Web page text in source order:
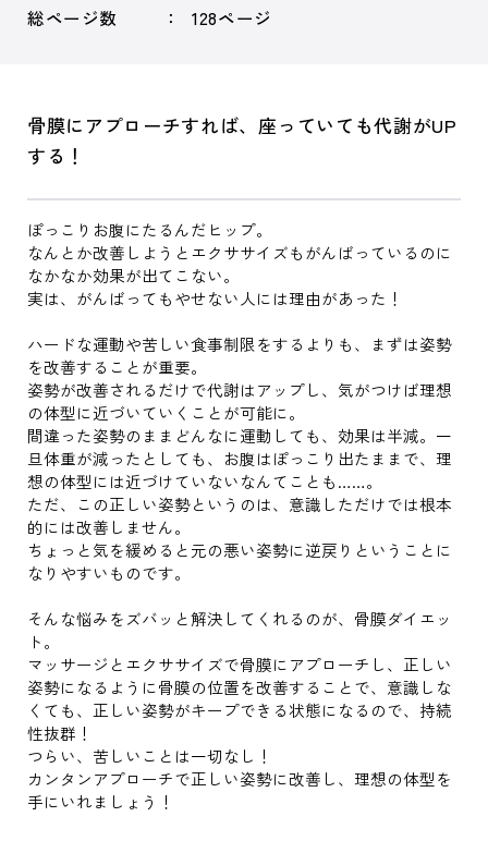
総ページ数 128ページ
骨膜にアプローチすれば、座っていても代謝がUP
する！
ぽっこりお腹にたるんだヒップ。
なんとか改善しようとエクササイズもがんばっているのに
なかなか効果が出てこない。
実は、がんばってもやせない人には理由があった！
ハードな運動や苦しい食事制限をするよりも、まずは姿勢
を改善することが重要。
姿勢が改善されるだけで代謝はアップし、気がつけば理想
の体型に近づいていくことが可能に。
間違った姿勢のままどんなに運動しても、効果は半減。一
旦体重が減ったとしても、お腹はぽっこり出たままで、理
想の体型には近づけていないなんてことも……。
ただ、この正しい姿勢というのは、意識しただけでは根本
的には改善しません。
ちょっと気を緩めると元の悪い姿勢に逆戻りということに
なりやすいものです。
そんな悩みをズバッと解決してくれるのが、骨膜ダイエッ
ト。
マッサージとエクササイズで骨膜にアプローチし、正しい
姿勢になるように骨膜の位置を改善することで、意識しな
くても、正しい姿勢がキープできる状態になるので、持続
性抜群！
つらい、苦しいことは一切なし！
カンタンアプローチで正しい姿勢に改善し、理想の体型を
手にいれましょう！